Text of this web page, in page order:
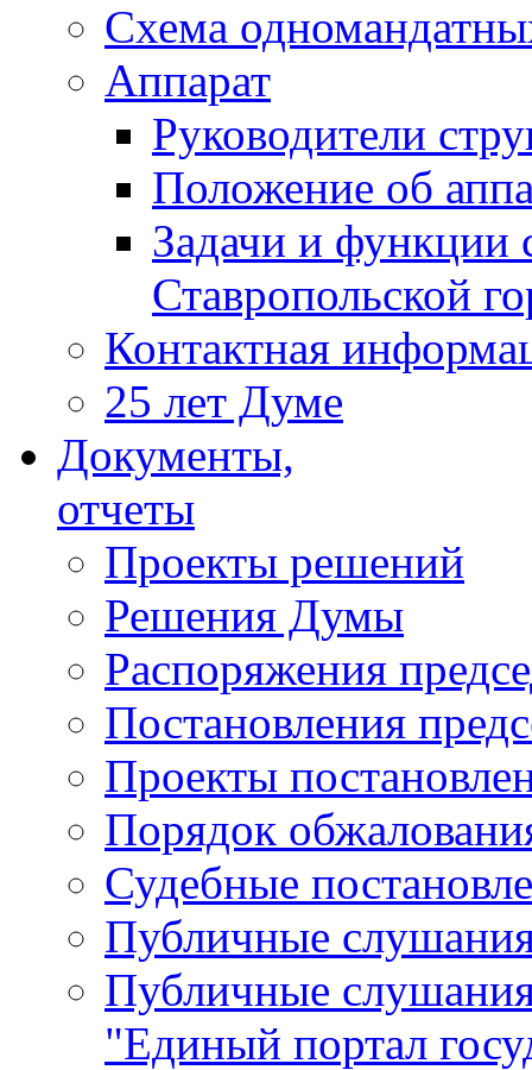
Схема
Аппарат
Руководители
Положение об
Задачи и функции
Ставропольской
Контактная
25 лет Думе
Документы,
отчеты
Проекты решений
Решения Думы
Распоряжения
Постановления
Проекты
Порядок
Судебные
Публичные
Публичные
"Единый портал